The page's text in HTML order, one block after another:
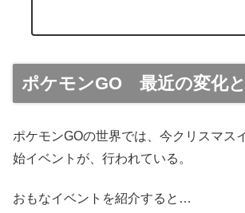
ポケモンGO 最近の変化
ポケモンGOの世界では、今クリスマス
始イベントが、行われている。
おもなイベントを紹介すると…